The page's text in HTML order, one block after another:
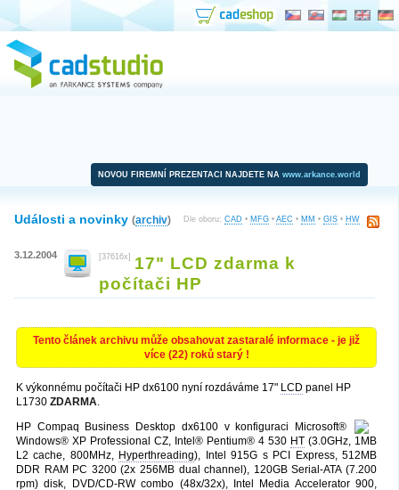
NOVOU FIREMNÍ PREZENTACI NAJDETE NA www.arkance.world
Dle oboru: CAD • MFG • AEC • MM • GIS • HW
Události a novinky (archiv)
3.12.2004 [37616x]
17" LCD zdarma k
počítači HP
Tento článek archivu může obsahovat zastaralé informace - je již
více (22) roků starý !
K výkonnému počítači HP dx6100 nyní rozdáváme 17" LCD panel HP
L1730 ZDARMA.
HP Compaq Business Desktop dx6100 v konfiguraci Microsoft®
Windows® XP Professional CZ, Intel® Pentium® 4 530 HT (3.0GHz, 1MB
L2 cache, 800MHz, Hyperthreading), Intel 915G s PCI Express, 512MB
DDR RAM PC 3200 (2x 256MB dual channel), 120GB Serial-ATA (7.200
rpm) disk, DVD/CD-RW combo (48x/32x), Intel Media Accelerator 900,